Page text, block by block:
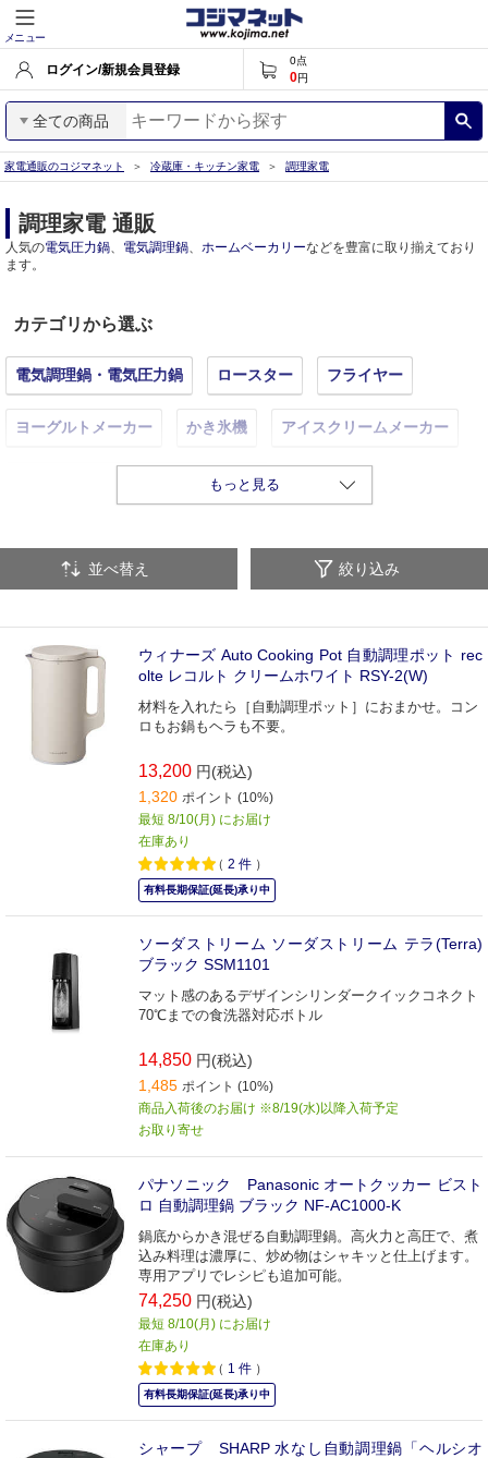
メニュー
ログイン/新規会員登録
0点
0円
全ての商品
家電通販のコジマネット 冷蔵庫・キッチン家電 調理家電
調理家電 通販
人気の電気圧力鍋、 電気調理鍋、 ホームベーカリーなどを豊富に取り揃えており
ます。
カテゴリから選ぶ
電気調理鍋・電気圧力鍋 ロースター フライヤー
ヨーグルトメーカー かき氷機 アイスクリームメーカー
スイーツメーカー・お菓子メーカー
もっと見る
並べ替え 絞り込み
ウィナーズ Auto Cooking Pot 自動調理ポット rec
olte レコルト クリームホワイト RSY-2(W)
材料を入れたら［自動調理ポット］におまかせ。コン
ロもお鍋もヘラも不要。
13,200 円(税込)
1,320 ポイント (10%)
最短 8/10(月) にお届け
在庫あり
（ 2 件 ）
有料長期保証(延長)承り中
ソーダストリーム ソーダストリーム テラ(Terra)
ブラック SSM1101
マット感のあるデザインシリンダークイックコネクト
70℃までの食洗器対応ボトル
14,850 円(税込)
1,485 ポイント (10%)
商品入荷後のお届け ※8/19(水)以降入荷予定
お取り寄せ
パナソニック Panasonic オートクッカー ビスト
ロ 自動調理鍋 ブラック NF-AC1000-K
鍋底からかき混ぜる自動調理鍋。高火力と高圧で、煮
込み料理は濃厚に、炒め物はシャキッと仕上げます。
専用アプリでレシピも追加可能。
74,250 円(税込)
最短 8/10(月) にお届け
在庫あり
（ 1 件 ）
有料長期保証(延長)承り中
シャープ SHARP 水なし自動調理鍋「ヘルシオ